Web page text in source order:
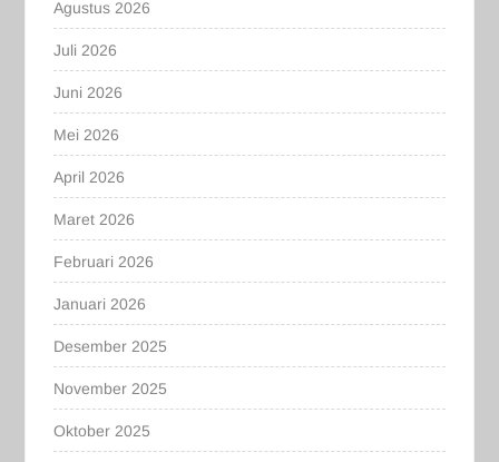
Agustus 2026
Juli 2026
Juni 2026
Mei 2026
April 2026
Maret 2026
Februari 2026
Januari 2026
Desember 2025
November 2025
Oktober 2025